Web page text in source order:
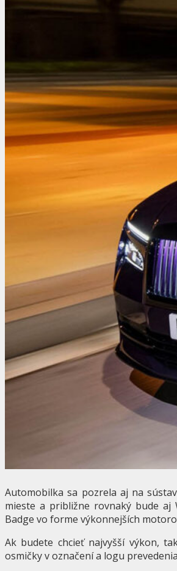
Automobilka sa pozrela aj na
mieste a približne rovnaký bude aj
Badge vo forme výkonnejších
Ak budete chcieť najvyšší výkon,
osmičky v označení a logu